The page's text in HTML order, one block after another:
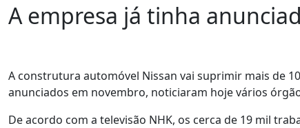
A empresa já tinha
A construtura automóvel Nissan vai suprimir mais de
anunciados em novembro, noticiaram hoje vários
De acordo com a televisão NHK, os cerca de 19 mil